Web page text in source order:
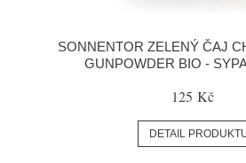
SONNENTOR ZELENÝ ČAJ
GUNPOWDER BIO -
125 Kč
DETAIL